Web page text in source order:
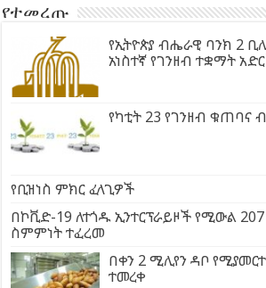
የተመረጡ
የኢትዮጵያ ብሔራዊ ባንክ 2
አነስተኛ የገንዘብ ተቋማት
የካቲት 23 የገንዘብ ቁጠባና
የቢዝነስ ምክር ፈላጊዎች
በኮቪድ-19 ለተጎዱ ኢንተርፕራይዞች የሚውል
ስምምነት ተፈረመ
በቀን 2 ሚሊየን ዳቦ
ተመረቀ